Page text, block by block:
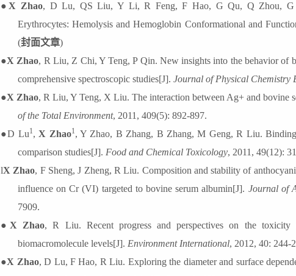
●X Zhao, D Lu, QS Liu, Y Li, R Feng, F Hao, G Qu, Q Zhou, G
Erythrocytes: Hemolysis and Hemoglobin Conformational and
(封面文章)
●X Zhao, R Liu, Z Chi, Y Teng, P Qin. New insights into the behavior of
comprehensive spectroscopic studies[J]. Journal of Physical Chemistry
●X Zhao, R Liu, Y Teng, X Liu. The interaction between Ag+ and bovine
of the Total Environment, 2011, 409(5): 892-897.
●D Lu1,X Zhao1, Y Zhao, B Zhang, B Zhang, M Geng, R Liu.
comparison studies[J]. Food and Chemical Toxicology, 2011, 49(12):
lX Zhao, F Sheng, J Zheng, R Liu. Composition and stability of
influence on Cr (VI) targeted to bovine serum albumin[J]. Journal of
7909.
●X Zhao, R Liu. Recent progress and perspectives on the
biomacromolecule levels[J]. Environment International, 2012, 40: 244-
●X Zhao, D Lu, F Hao, R Liu. Exploring the diameter and surface